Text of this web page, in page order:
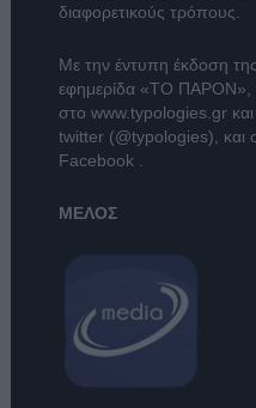
διαφορετικούς τρόπους.
Με την έντυπη έκδοση
εφημερίδα «ΤΟ ΠΑΡΟΝ»
στο www.typologies.gr
twitter (@typologies) ,
Facebook
ΜΕΛΟΣ